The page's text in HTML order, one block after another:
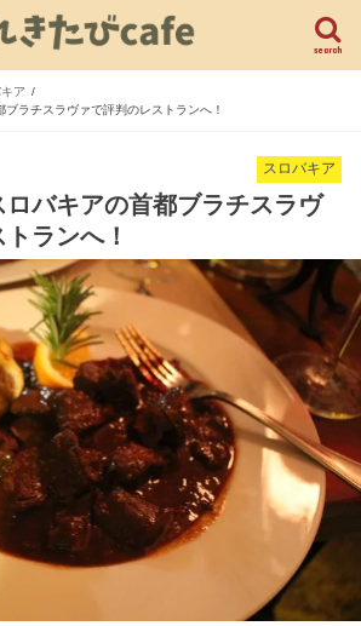
search
ア
ラチスラヴァで評判のレストランへ！
スロバキア
バキアの首都ブラチスラヴ
ランへ！